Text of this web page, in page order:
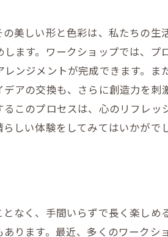
美しい形と色彩は、私たちの
ます。ワークショップでは、
ンジメントが完成できます。
アの交換も、さらに創造力を刺
このプロセスは、心のリフレッ
しい体験をしてみてはいかがで
なく、手間いらずで長く楽し
ります。最近、多くのワーク